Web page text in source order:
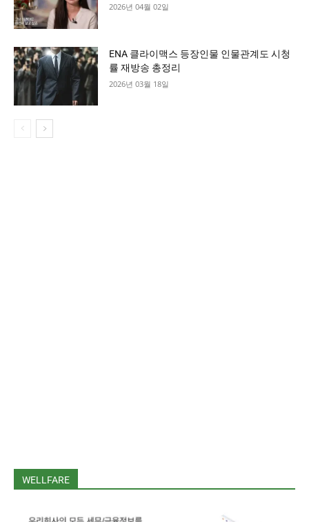
2026년 04월 02일
ENA 클라이맥스 등장인물 인물관계도 시청
률 재방송 총정리
2026년 03월 18일
WELLFARE